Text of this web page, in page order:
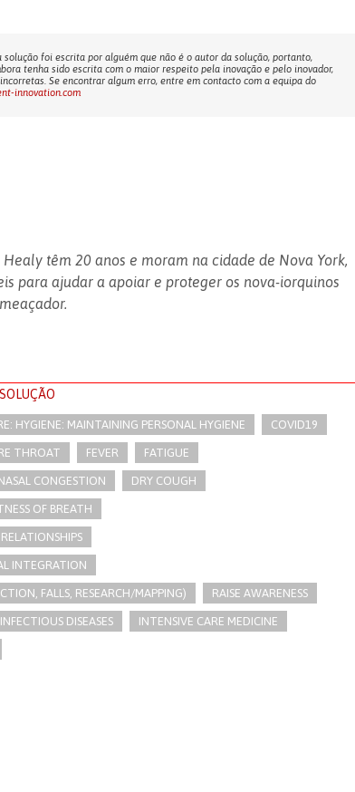
solução foi escrita por alguém que não é o autor da solução, portanto,
tenha sido escrita com o maior respeito pela inovação e pelo inovador,
Se encontrar algum erro, entre em contacto com a equipa do
innovation.com
têm 20 anos e moram na cidade de Nova York,
para ajudar a apoiar e proteger os nova-iorquinos
HYGIENE: MAINTAINING PERSONAL HYGIENE COVID19
THROAT FEVER FATIGUE
CONGESTION DRY COUGH
OF BREATH
INTEGRATION
FALLS, RESEARCH/MAPPING) RAISE AWARENESS
INFECTIOUS DISEASES INTENSIVE CARE MEDICINE